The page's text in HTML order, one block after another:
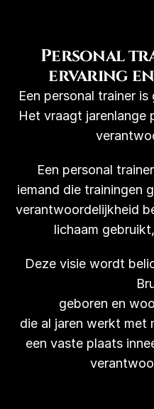
Personal
ervaring
Een personal trainer
Het vraagt jarenlange
Een personal
iemand die trainingen
verantwoordelijkheid
lichaam
Deze visie wordt
geboren en
die al jaren werkt met
een vaste plaats